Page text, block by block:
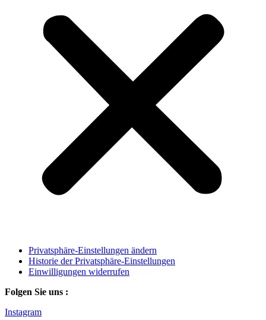
Privatsphäre-Einstellungen ändern
Historie der Privatsphäre-Einstellungen
Einwilligungen widerrufen
Folgen Sie uns :
Instagram